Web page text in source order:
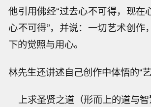
他引用佛经“过去心不可得，现在
心不可得”，并说：一切艺术创作
下的觉照与用心。
林先生还讲述自己创作中体悟的“艺
上求圣贤之道（形而上的道与智